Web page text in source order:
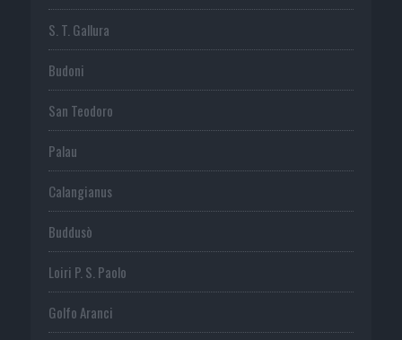
S. T. Gallura
Budoni
San Teodoro
Palau
Calangianus
Buddusò
Loiri P. S. Paolo
Golfo Aranci